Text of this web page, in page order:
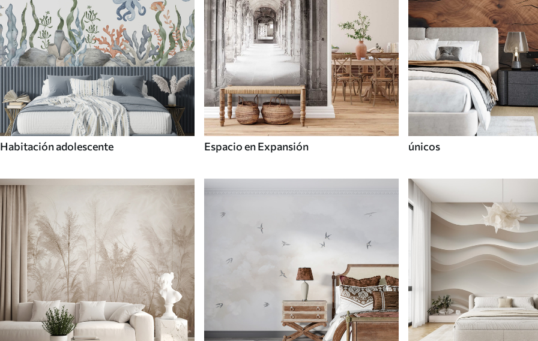
Habitación adolescente Espacio en Expansión únicos